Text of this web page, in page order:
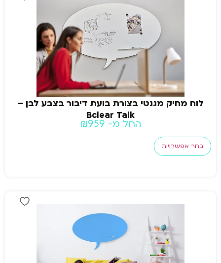
לוח מחיק מגנטי בצורת בועת דיבור בצבע לבן –
Bclear Talk
החל מ- ₪959
בחר אפשרויות